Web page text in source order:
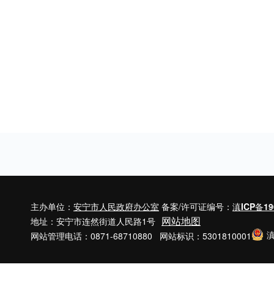
主办单位： 安宁市人民政府办公室 备案/许可证编号： 滇ICP备
地址：安宁市连然街道人民路1号 网站地图
网站管理电话：0871-68710880 网站标识：5301810001